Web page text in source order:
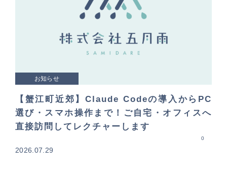
お知らせ
【蟹江町近郊】Claude Codeの導入からPC
選び・スマホ操作まで！ご自宅・オフィスへ
直接訪問してレクチャーします
2026.07.29
0